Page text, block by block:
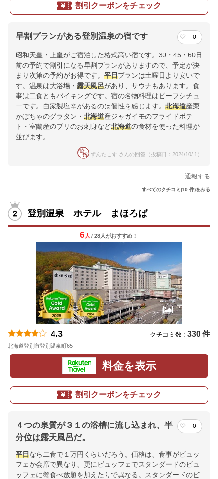
割引クーポンをチェック
早割プランがある登別温泉の宿です 0
昭和天皇・上皇がご宿泊した格式高い宿です。30・45・60日
前の予約で割引になる早割プランがありますので、予定が決
まり次第の予約がお得です。 平日プランは土曜日より安いで
す。温泉は大浴場・ 露天風呂があり、サウナもあります。食
事は二食ともバイキングです。宿の名物料理はビーフシチュ
ーです。自家製塩辛があるのは個性を感じます。 北海道産栗
かぼちゃのグラタン・ 北海道産ジャガイモのフライドポテ
ト・室蘭産のブリのお刺身など北海道の食材を使った料理が
並びます。
ずんたこす さんの回答（投稿日：2024/10/ 1）
通報する
すべてのクチコミ(10 件)をみる
登別温泉 ホテル まほろば
6 人 / 28人がおすすめ！
4.3 クチコミ数 : 330 件
北海道登別市登別温泉町65
料金を表示
割引クーポンをチェック
４つの泉質が３１の浴槽に流し込まれ、半
分位は露天風呂だ。
0
平日なら二食で１万円くらいだろう。価格は、食事がビュッ
フェか会席で異なり、更にビュッフェでスタンダードのビュ
ッフェに蟹食べ放題を加えたりで異なる。スタンダードのビ